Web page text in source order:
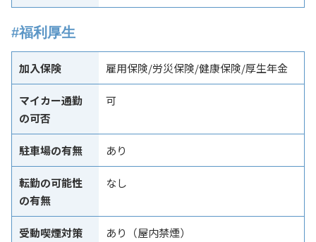
#福利厚生
加入保険 雇用保険/労災保険/健康保険/厚生年金
マイカー通勤
の可否
可
駐車場の有無 あり
転勤の可能性
の有無
なし
受動喫煙対策 あり（屋内禁煙）